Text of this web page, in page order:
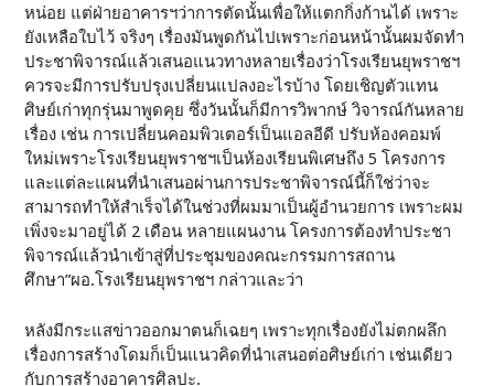
หน่อย แต่ฝ่ายอาคารฯว่าการตัดนั้นเพื่อให้แตกกิ่งก้านได้ เพราะ
ยังเหลือใบไว้ จริงๆ เรื่องมันพูดกันไปเพราะก่อนหน้านั้นผมจัดทำ
ประชาพิจารณ์แล้วเสนอแนวทางหลายเรื่องว่าโรงเรียนยุพราชฯ
ควรจะมีการปรับปรุงเปลี่ยนแปลงอะไรบ้าง โดยเชิญตัวแทน
ศิษย์เก่าทุกรุ่นมาพูดคุย ซึ่งวันนั้นก็มีการวิพากษ์ วิจารณ์กันหลาย
เรื่อง เช่น การเปลี่ยนคอมพิวเตอร์เป็นแอลอีดี ปรับห้องคอมพ์
ใหม่เพราะโรงเรียนยุพราชฯเป็นห้องเรียนพิเศษถึง 5 โครงการ
และแต่ละแผนที่นำเสนอผ่านการประชาพิจารณ์นี้ก็ใช่ว่าจะ
สามารถทำให้สำเร็จได้ในช่วงที่ผมมาเป็นผู้อำนวยการ เพราะผม
เพิ่งจะมาอยู่ได้ 2 เดือน หลายแผนงาน โครงการต้องทำประชา
พิจารณ์แล้วนำเข้าสู่ที่ประชุมของคณะกรรมการสถาน
ศึกษา”ผอ.โรงเรียนยุพราชฯ กล่าวและว่า
หลังมีกระแสข่าวออกมาตนก็เฉยๆ เพราะทุกเรื่องยังไม่ตกผลึก
เรื่องการสร้างโดมก็เป็นแนวคิดที่นำเสนอต่อศิษย์เก่า เช่นเดียว
กับการสร้างอาคารศิลปะ.